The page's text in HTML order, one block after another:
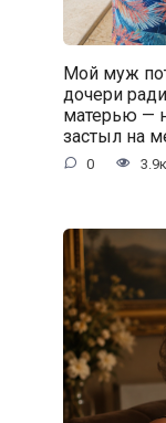
Мой муж
дочери
матерью —
застыл на
0 3.9к.